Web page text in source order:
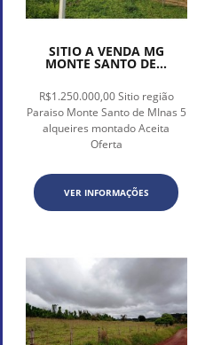
SITIO A VENDA MG
MONTE SANTO DE...
R$1.250.000,00 Sitio região
Paraiso Monte Santo de MInas 5
alqueires montado Aceita
Oferta
VER INFORMAÇÕES